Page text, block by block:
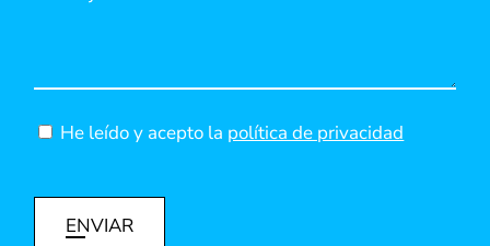
He leído y acepto la política de privacidad
ENVIAR